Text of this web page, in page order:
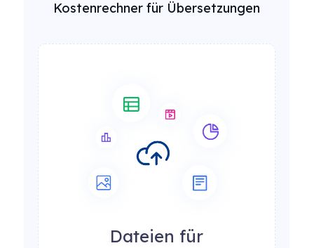
Kostenrechner für Übersetzungen
Dateien für